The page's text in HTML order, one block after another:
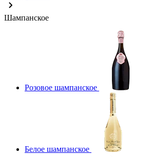
Шампанское
Розовое шампанское
Белое шампанское